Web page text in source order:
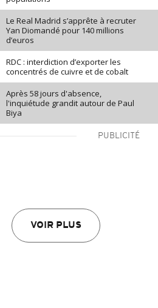
Le Real Madrid s’apprête à recruter
Yan Diomandé pour 140 millions
d’euros
RDC : interdiction d’exporter les
concentrés de cuivre et de cobalt
Après 58 jours d'absence,
l'inquiétude grandit autour de Paul
Biya
PUBLICITÉ
VOIR PLUS